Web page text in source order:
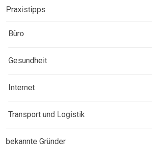
Praxistipps
Büro
Gesundheit
Internet
Transport und Logistik
bekannte Gründer